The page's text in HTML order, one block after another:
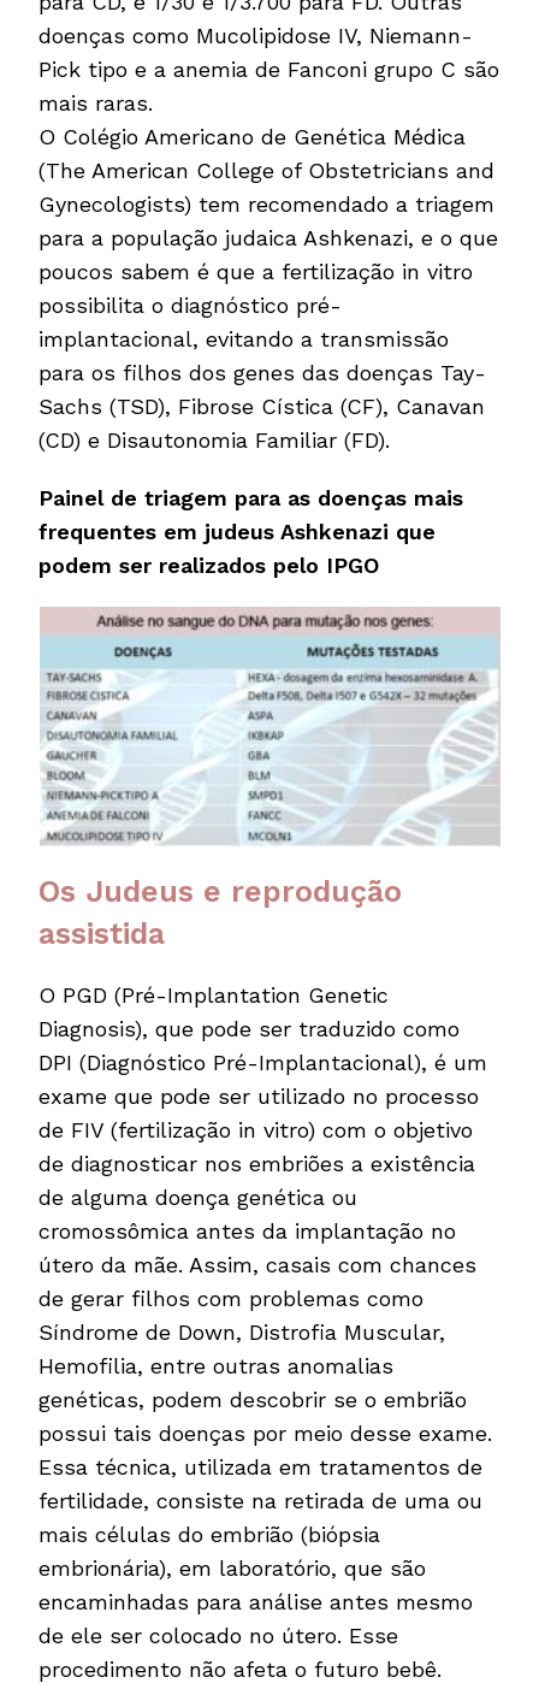
doenças como Mucolipidose IV, Niemann-
Pick tipo e a anemia de Fanconi grupo C são
mais raras.
O Colégio Americano de Genética Médica
(The American College of Obstetricians and
Gynecologists) tem recomendado a triagem
para a população judaica Ashkenazi, e o que
poucos sabem é que a fertilização in vitro
possibilita o diagnóstico pré-
implantacional, evitando a transmissão
para os filhos dos genes das doenças Tay-
Sachs (TSD), Fibrose Cística (CF), Canavan
(CD) e Disautonomia Familiar (FD).
Painel de triagem para as doenças mais
frequentes em judeus Ashkenazi que
podem ser realizados pelo IPGO
Os Judeus e reprodução
assistida
O PGD (Pré-Implantation Genetic
Diagnosis), que pode ser traduzido como
DPI (Diagnóstico Pré-Implantacional), é um
exame que pode ser utilizado no processo
de FIV (fertilização in vitro) com o objetivo
de diagnosticar nos embriões a existência
de alguma doença genética ou
cromossômica antes da implantação no
útero da mãe. Assim, casais com chances
de gerar filhos com problemas como
Síndrome de Down, Distrofia Muscular,
Hemofilia, entre outras anomalias
genéticas, podem descobrir se o embrião
possui tais doenças por meio desse exame.
Essa técnica, utilizada em tratamentos de
fertilidade, consiste na retirada de uma ou
mais células do embrião (biópsia
embrionária), em laboratório, que são
encaminhadas para análise antes mesmo
de ele ser colocado no útero. Esse
procedimento não afeta o futuro bebê.